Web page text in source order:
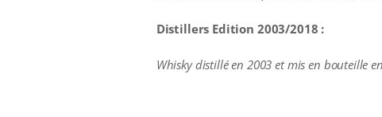
Distillers Edition 2003/2018 :
Whisky distillé en 2003 et mis en bouteille